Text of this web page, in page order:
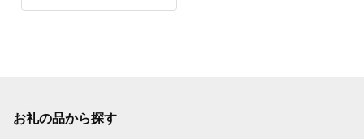
お礼の品から探す